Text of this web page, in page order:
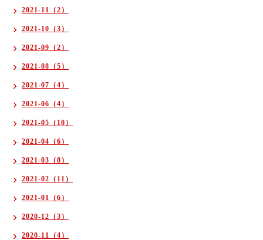
2021-11（2）
2021-10（3）
2021-09（2）
2021-08（5）
2021-07（4）
2021-06（4）
2021-05（10）
2021-04（6）
2021-03（8）
2021-02（11）
2021-01（6）
2020-12（3）
2020-11（4）